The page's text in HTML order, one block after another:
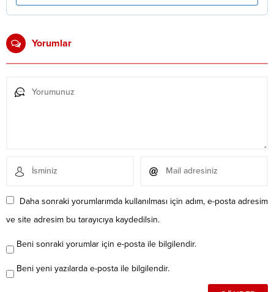
Yorumlar
Daha sonraki yorumlarımda kullanılması için adım, e-posta adresim
ve site adresim bu tarayıcıya kaydedilsin.
Beni sonraki yorumlar için e-posta ile bilgilendir.
Beni yeni yazılarda e-posta ile bilgilendir.